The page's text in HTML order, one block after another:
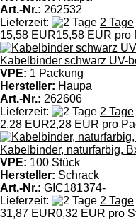
Art.-Nr.: 262532
Lieferzeit:
2 Tage
15,58 EUR15,58 EUR pro
Kabelbinder schwarz UV-
VPE: 1 Packung
Hersteller: Haupa
Art.-Nr.: 262606
Lieferzeit:
2 Tage
2,28 EUR2,28 EUR pro
Kabelbinder, naturfarbig,
VPE: 100 Stück
Hersteller: Schrack
Art.-Nr.: GIC181374-
Lieferzeit:
2 Tage
31,87 EUR0,32 EUR pro